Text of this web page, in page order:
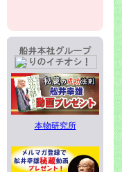
本物研究所